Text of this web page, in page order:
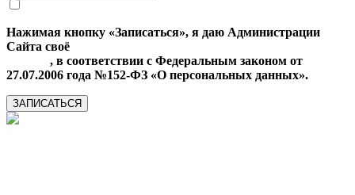
Нажимая кнопку «Записаться», я даю Администрации
Сайта своё
, в соответствии с Федеральным законом от
27.07.2006 года №152-ФЗ «О персональных данных».
ЗАПИСАТЬСЯ